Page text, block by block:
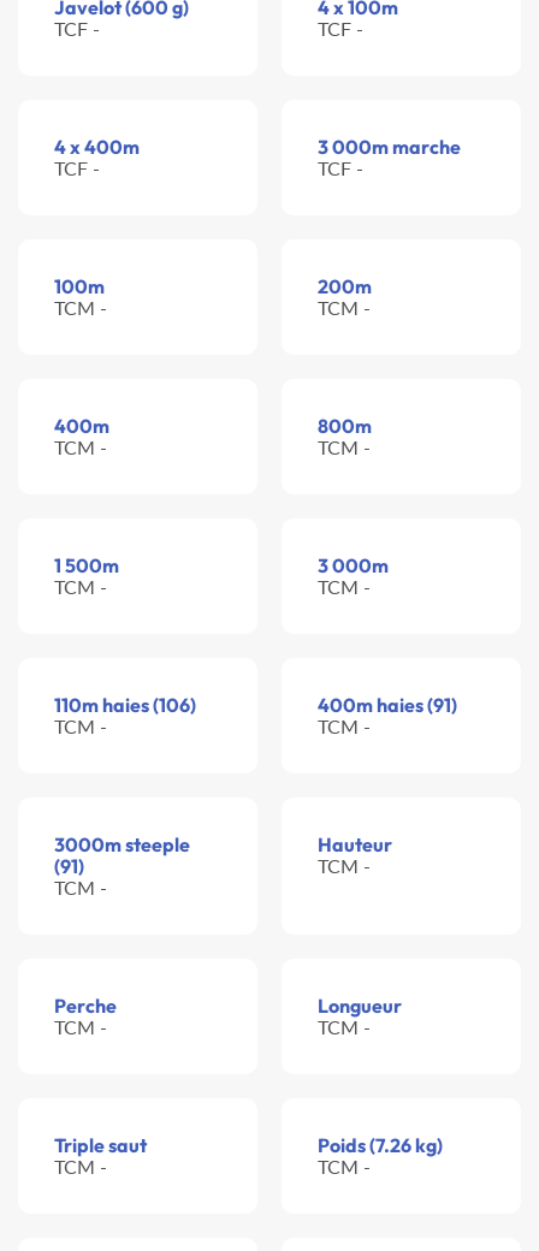
Javelot (600 g)
TCF -
4 x 100m
TCF -
4 x 400m
TCF -
3 000m marche
TCF -
100m
TCM -
200m
TCM -
400m
TCM -
800m
TCM -
1 500m
TCM -
3 000m
TCM -
110m haies (106)
TCM -
400m haies (91)
TCM -
3000m steeple
(91)
TCM -
Hauteur
TCM -
Perche
TCM -
Longueur
TCM -
Triple saut
TCM -
Poids (7.26 kg)
TCM -